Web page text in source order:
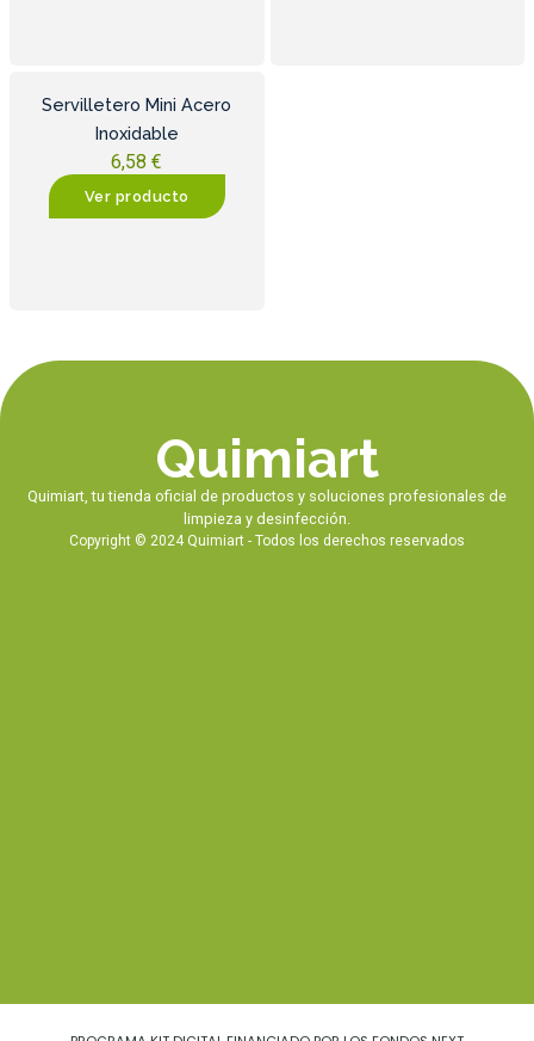
Servilletero Mini Acero
Inoxidable
6,58€
Ver producto
Quimiart
Quimiart, tu tienda oficial de productos y soluciones profesionales de
limpieza y desinfección.
Copyright © 2024 Quimiart - Todos los derechos reservados